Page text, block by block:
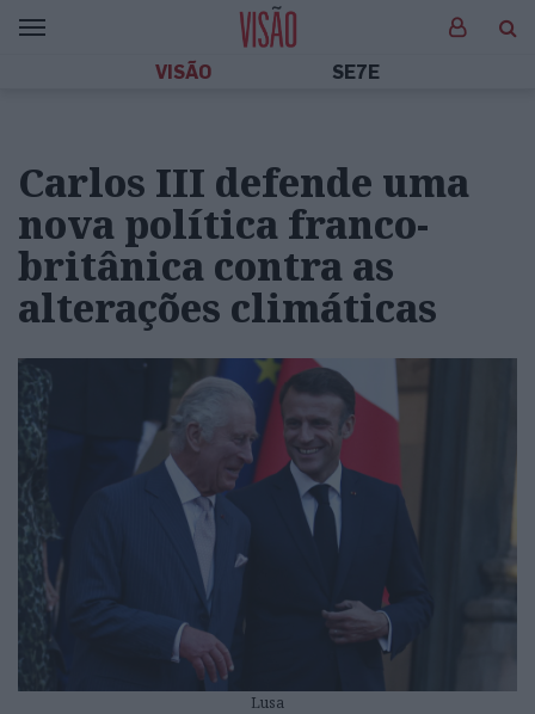
VISÃO SE7E
Carlos III defende uma
nova política franco-
britânica contra as
alterações climáticas
Lusa